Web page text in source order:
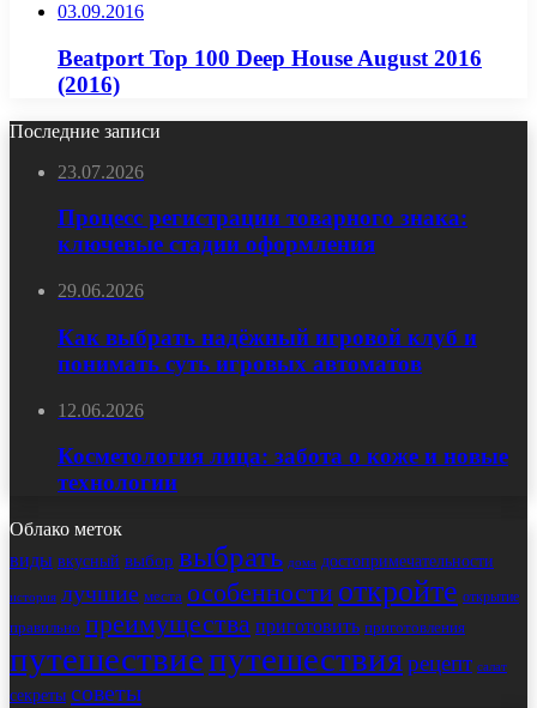
03.09.2016
Beatport Top 100 Deep House August 2016
(2016)
Последние записи
23.07.2026
Процесс регистрации товарного знака:
ключевые стадии оформления
29.06.2026
Как выбрать надёжный игровой клуб и
понимать суть игровых автоматов
12.06.2026
Косметология лица: забота о коже и новые
технологии
Облако меток
виды вкусный выбор выбрать дома достопримечательности
история лучшие места особенности откройте открытие
правильно преимущества приготовить приготовления
путешествиепутешествиярецепт салат
секреты советы